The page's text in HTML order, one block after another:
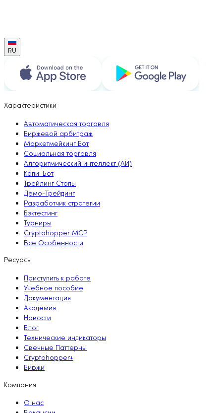
RU
Характеристики
Автоматическая торговля
Биржевой арбитраж
Маркетмейкинг Бот
Социальная торговля
Алгоритмический интеллект (АИ)
Копи-Бот
Трейлинг Стопы
Демо-Трейдинг
Разработчик стратегии
Бэктестинг
Турниры
Cryptohopper MCP
Все Особенности
Ресурсы
Приступить к работе
Учебное пособие
Документация
Академия
Новости
Блог
Технические индикаторы
Свечные Паттерны
Cryptohopper+
Биржи
Компания
О нас